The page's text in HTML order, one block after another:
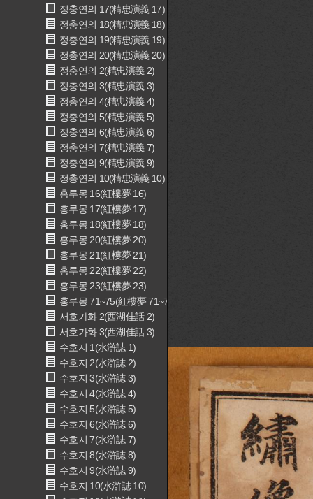
정충연의 17(精忠演義 17)
정충연의 18(精忠演義 18)
정충연의 19(精忠演義 19)
정충연의 20(精忠演義 20)
정충연의 2(精忠演義 2)
정충연의 3(精忠演義 3)
정충연의 4(精忠演義 4)
정충연의 5(精忠演義 5)
정충연의 6(精忠演義 6)
정충연의 7(精忠演義 7)
정충연의 9(精忠演義 9)
정충연의 10(精忠演義 10)
홍루몽 16(紅樓夢 16)
홍루몽 17(紅樓夢 17)
홍루몽 18(紅樓夢 18)
홍루몽 20(紅樓夢 20)
홍루몽 21(紅樓夢 21)
홍루몽 22(紅樓夢 22)
홍루몽 23(紅樓夢 23)
홍루몽 71~75(紅樓夢 71~75)
서호가화 2(西湖佳話 2)
서호가화 3(西湖佳話 3)
수호지 1(水滸誌 1)
수호지 2(水滸誌 2)
수호지 3(水滸誌 3)
수호지 4(水滸誌 4)
수호지 5(水滸誌 5)
수호지 6(水滸誌 6)
수호지 7(水滸誌 7)
수호지 8(水滸誌 8)
수호지 9(水滸誌 9)
수호지 10(水滸誌 10)